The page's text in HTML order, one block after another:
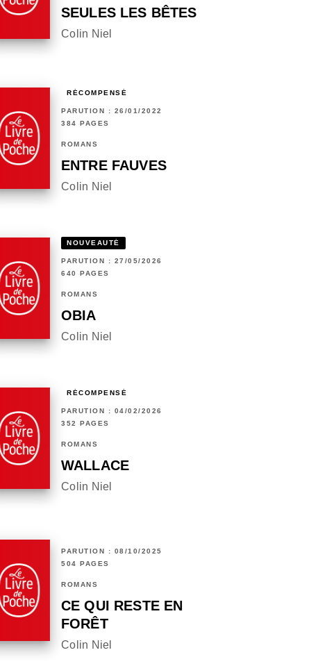
SEULES LES BÊTES
Colin Niel
RÉCOMPENSÉ
PARUTION : 26/01/2022
384 PAGES
ROMANS
ENTRE FAUVES
Colin Niel
NOUVEAUTÉ
PARUTION : 27/05/2026
640 PAGES
ROMANS
OBIA
Colin Niel
RÉCOMPENSÉ
PARUTION : 04/02/2026
352 PAGES
ROMANS
WALLACE
Colin Niel
PARUTION : 08/10/2025
504 PAGES
ROMANS
CE QUI RESTE EN
FORÊT
Colin Niel